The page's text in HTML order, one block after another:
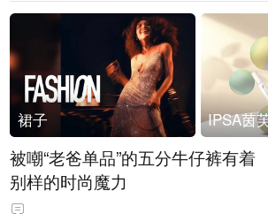
裙子
被嘲“老爸单品”的五分牛仔裤有着
别样的时尚魔力